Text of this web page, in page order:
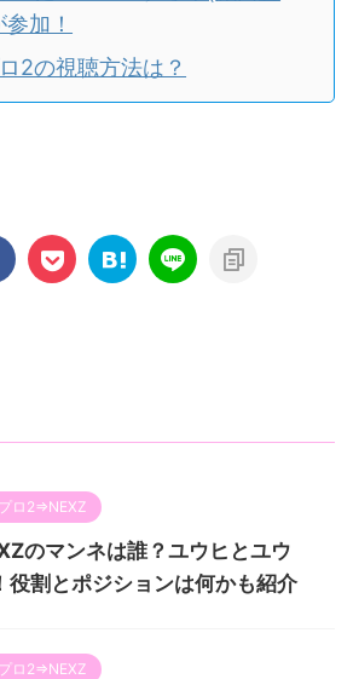
加！
2の視聴方法は？
ロ2⇒NEXZ
のマンネは誰？ユウヒとユウ
役割とポジションは何かも紹介
ロ2⇒NEXZ